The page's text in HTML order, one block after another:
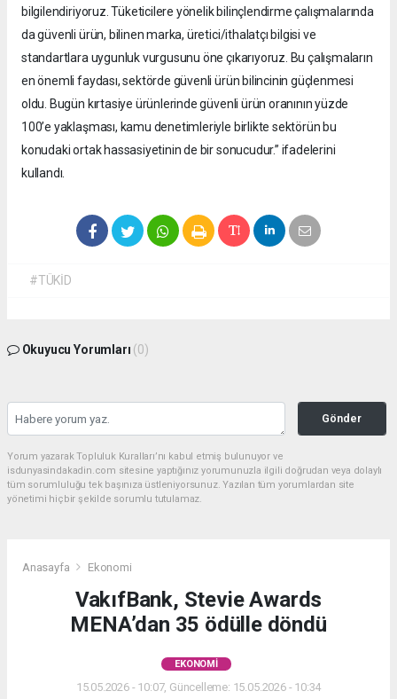
bilgilendiriyoruz. Tüketicilere yönelik bilinçlendirme çalışmalarında
da güvenli ürün, bilinen marka, üretici/ithalatçı bilgisi ve
standartlara uygunluk vurgusunu öne çıkarıyoruz. Bu çalışmaların
en önemli faydası, sektörde güvenli ürün bilincinin güçlenmesi
oldu. Bugün kırtasiye ürünlerinde güvenli ürün oranının yüzde
100’e yaklaşması, kamu denetimleriyle birlikte sektörün bu
konudaki ortak hassasiyetinin de bir sonucudur.” ifadelerini
kullandı.
#TÜKİD
Okuyucu Yorumları (0)
Gönder
Yorum yazarak Topluluk Kuralları’nı kabul etmiş bulunuyor ve
isdunyasindakadin.com sitesine yaptığınız yorumunuzla ilgili doğrudan veya dolaylı
tüm sorumluluğu tek başınıza üstleniyorsunuz. Yazılan tüm yorumlardan site
yönetimi hiçbir şekilde sorumlu tutulamaz.
Anasayfa Ekonomi
VakıfBank, Stevie Awards
MENA’dan 35 ödülle döndü
EKONOMI
15.05.2026 - 10:07, Güncelleme: 15.05.2026 - 10:34